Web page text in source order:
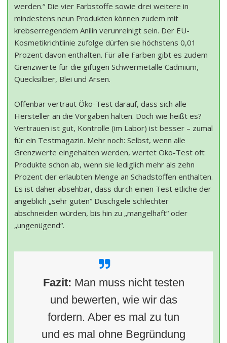
werden.“ Die vier Farbstoffe sowie drei weitere in
mindestens neun Produkten können zudem mit
krebserregendem Anilin verunreinigt sein. Der EU-
Kosmetikrichtlinie zufolge dürfen sie höchstens 0,01
Prozent davon enthalten. Für alle Farben gibt es zudem
Grenzwerte für die giftigen Schwermetalle Cadmium,
Quecksilber, Blei und Arsen.
Offenbar vertraut Öko-Test darauf, dass sich alle
Hersteller an die Vorgaben halten. Doch wie heißt es?
Vertrauen ist gut, Kontrolle (im Labor) ist besser – zumal
für ein Testmagazin. Mehr noch: Selbst, wenn alle
Grenzwerte eingehalten werden, wertet Öko-Test oft
Produkte schon ab, wenn sie lediglich mehr als zehn
Prozent der erlaubten Menge an Schadstoffen enthalten.
Es ist daher absehbar, dass durch einen Test etliche der
angeblich „sehr guten“ Duschgele schlechter
abschneiden würden, bis hin zu „mangelhaft“ oder
„ungenügend“.
Fazit: Man muss nicht testen
und bewerten, wie wir das
fordern. Aber es mal zu tun
und es mal ohne Begründung